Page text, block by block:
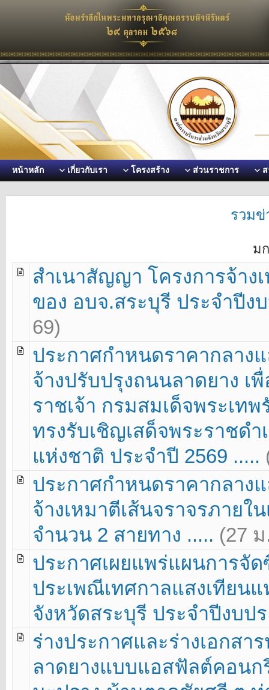
หน้าหลัก เกี่ยวกับเรา โครงสร้าง ส่วนราชการ ส
รวม
ม
สำเนาสัญญา โครงการจ้าง
ของ อบจ.สระบุรี ประจำปี
69)
ประกาศกำหนดราคากลาง
จ้างปรับปรุงถนนลาดยาง เ
ราชเจ้า กรมสมเด็จพระเท
ทรงรับเชิญเสด็จพระราชด
แห่งชาติ ประจำปี 2569 .....
ประกาศกำหนดราคากลาง
จ้างเหมาตีเส้นจราจรภาย
จำนวน 2 สายทาง ..... (27
ประกาศเผยแพร่แผนการจั
ประเพณีเทศกาลแสงเทียน
จังหวัดสระบุรี ประจำปีงบ
ร่างประกาศและร่างเอกสา
ลาดยางแบบแอสฟัลต์คอนก